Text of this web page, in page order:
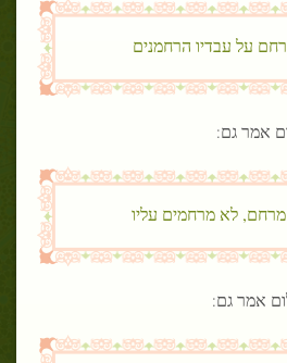
על עבדיו הרחמנים
אמר גם:
לא מרחמים עליו
אמר גם: